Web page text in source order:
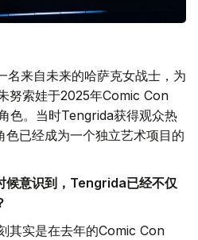
名来自未来的哈萨克女战士，为
努索娃于2025年Comic Con
色。当时Tengrida获得观众热
已经成为一个独立艺术项目的
候意识到，Tengrida已经不仅
其实是在去年的Comic Con